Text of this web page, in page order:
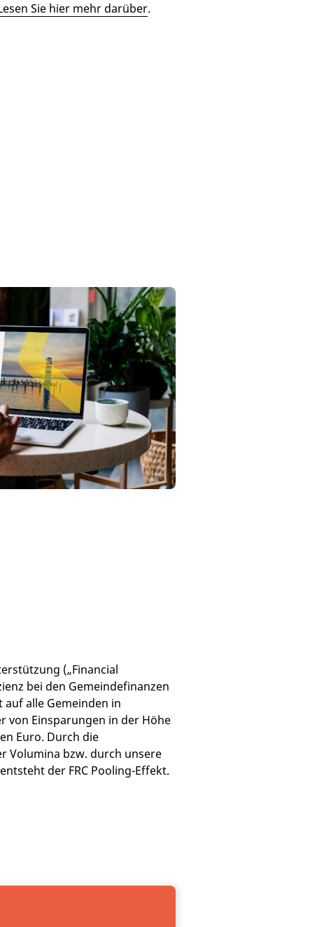
Sie hier mehr darüber.
(„Financial
bei den Gemeindefinanzen
alle Gemeinden in
von Einsparungen in der Höhe
Euro. Durch die
Volumina bzw. durch unsere
der FRC Pooling-Effekt.